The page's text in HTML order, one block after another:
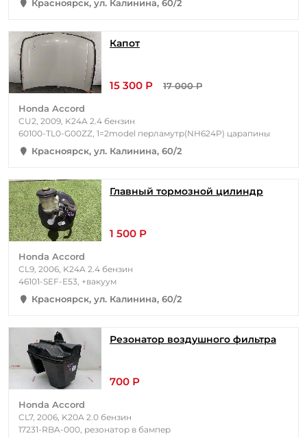
Красноярск, ул. Калинина, 60/2
Капот
15 300 Р 17 000 Р
Honda Accord
CU2, 2009, K24A 2.4 бензин
60100-TL0-G00ZZ, 1=2model перламутр(NH624P) царапины
Красноярск, ул. Калинина, 60/2
Главный тормозной цилиндр
1 500 Р
Honda Accord
CL9, 2006, K24A 2.4 бензин
46101-SEF-E53, +вакуум
Красноярск, ул. Калинина, 60/2
Резонатор воздушного фильтра
700 Р
Honda Accord
CL7, 2006, K20A 2.0 бензин
17231-RBA-000, резонатор в бампер